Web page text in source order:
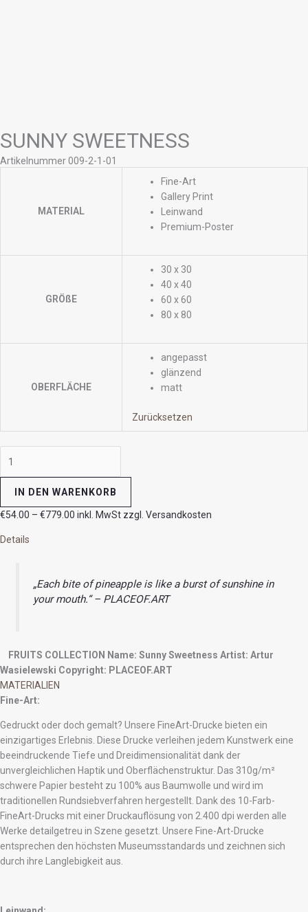
SUNNY SWEETNESS
Artikelnummer 009-2-1-01
MATERIAL
Fine-Art
Gallery Print
Leinwand
Premium-Poster
GRÖßE
30 x 30
40 x 40
60 x 60
80 x 80
OBERFLÄCHE
angepasst
glänzend
matt
Zurücksetzen
IN DEN WARENKORB
€54.00 – €779.00 inkl. MwSt zzgl. Versandkosten
Details
„Each bite of pineapple is like a burst of sunshine in
your mouth.“ – PLACEOF.ART
FRUITS COLLECTION Name: Sunny Sweetness Artist: Artur
Wasielewski Copyright: PLACEOF.ART
MATERIALIEN
Fine-Art:
Gedruckt oder doch gemalt? Unsere FineArt-Drucke bieten ein
einzigartiges Erlebnis. Diese Drucke verleihen jedem Kunstwerk eine
beeindruckende Tiefe und Dreidimensionalität dank der
unvergleichlichen Haptik und Oberflächenstruktur. Das 310g/m²
schwere Papier besteht zu 100% aus Baumwolle und wird im
traditionellen Rundsiebverfahren hergestellt. Dank des 10-Farb-
FineArt-Drucks mit einer Druckauflösung von 2.400 dpi werden alle
Werke detailgetreu in Szene gesetzt. Unsere Fine-Art-Drucke
entsprechen den höchsten Museumsstandards und zeichnen sich
durch ihre Langlebigkeit aus.